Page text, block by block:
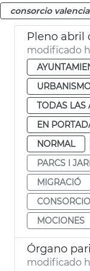
consorcio
modificado
TODAS LAS
EN
NORMAL
PARCS I
MIGRACIÓ
MOCIONES
Órgano
modificado